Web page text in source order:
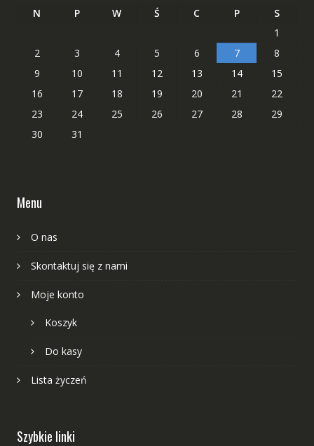
N P W Ś C P
S
1
2
3 4 5 6 7
8
9
10 11 12 13 14
15
16
17 18 19 20 21
22
23
24 25 26 27 28
29
30
31
Menu
O nas
Skontaktuj się z nami
Moje konto
Koszyk
Do kasy
Lista życzeń
Szybkie linki